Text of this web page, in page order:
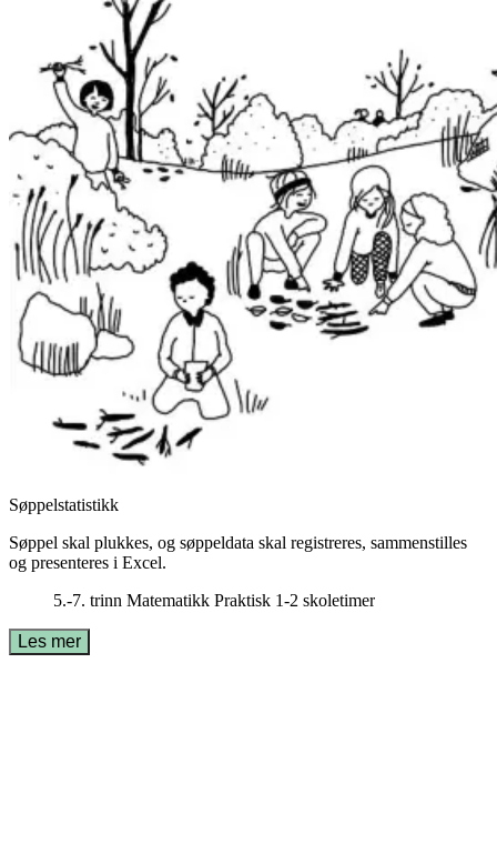
Søppelstatistikk
Søppel skal plukkes, og søppeldata skal registreres, sammenstilles
og presenteres i Excel.
5.-7. trinn Matematikk Praktisk 1-2 skoletimer
Les mer